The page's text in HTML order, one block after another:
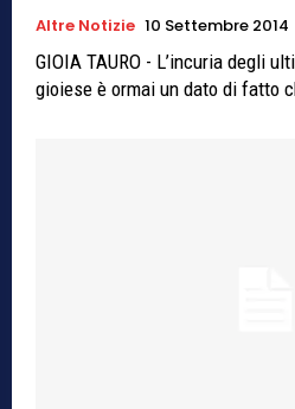
Altre Notizie 10 Settembre 2014
GIOIA TAURO - L’incuria degli
gioiese è ormai un dato di fatto